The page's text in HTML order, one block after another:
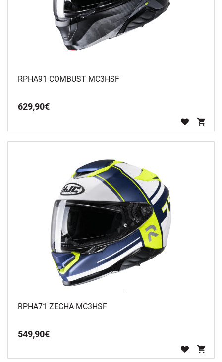
RPHA91 COMBUST MC3HSF
629,90€
RPHA71 ZECHA MC3HSF
549,90€